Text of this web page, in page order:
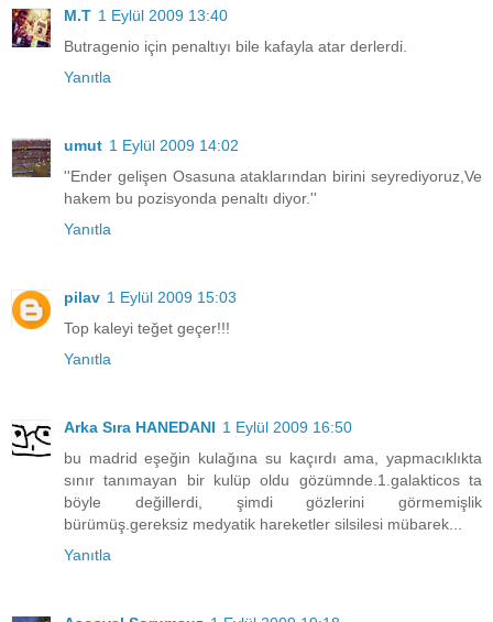
M.T 1 Eylül 2009 13:40
Butragenio için penaltıyı bile kafayla atar derlerdi.
Yanıtla
umut 1 Eylül 2009 14:02
''Ender gelişen Osasuna ataklarından birini seyrediyoruz,Ve
hakem bu pozisyonda penaltı diyor.''
Yanıtla
pilav 1 Eylül 2009 15:03
Top kaleyi teğet geçer!!!
Yanıtla
Arka Sıra HANEDANI 1 Eylül 2009 16:50
bu madrid eşeğin kulağına su kaçırdı ama, yapmacıklıkta
sınır tanımayan bir kulüp oldu gözümnde.1.galakticos ta
böyle değillerdi, şimdi gözlerini görmemişlik
bürümüş.gereksiz medyatik hareketler silsilesi mübarek...
Yanıtla